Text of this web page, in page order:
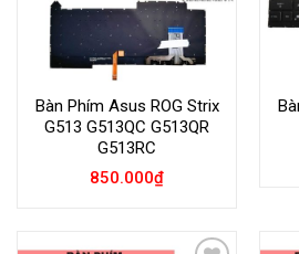
Bàn Phím Asus ROG Strix
G513 G513QC G513QR
G513RC
850.000₫